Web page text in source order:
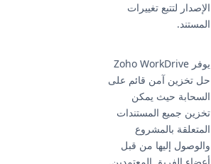
الإصدار لتتبع تغييرات
المستند.
يوفر Zoho WorkDrive
حل تخزين آمن قائم على
السحابة حيث يمكن
تخزين جميع المستندات
المتعلقة بالمشروع
والوصول إليها من قبل